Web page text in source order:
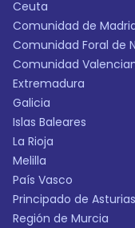
Ceuta
Comunidad de
Comunidad Foral de
Comunidad
Extremadura
Galicia
Islas Baleares
La Rioja
Melilla
País Vasco
Principado de Asturias
Región de Murcia